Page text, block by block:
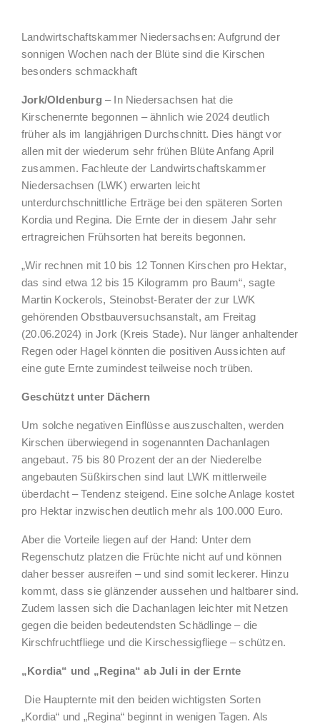
Landwirtschaftskammer Niedersachsen: Aufgrund der
sonnigen Wochen nach der Blüte sind die Kirschen
besonders schmackhaft
Jork/Oldenburg – In Niedersachsen hat die
Kirschenernte begonnen – ähnlich wie 2024 deutlich
früher als im langjährigen Durchschnitt. Dies hängt vor
allen mit der wiederum sehr frühen Blüte Anfang April
zusammen. Fachleute der Landwirtschaftskammer
Niedersachsen (LWK) erwarten leicht
unterdurchschnittliche Erträge bei den späteren Sorten
Kordia und Regina. Die Ernte der in diesem Jahr sehr
ertragreichen Frühsorten hat bereits begonnen.
„Wir rechnen mit 10 bis 12 Tonnen Kirschen pro Hektar,
das sind etwa 12 bis 15 Kilogramm pro Baum“, sagte
Martin Kockerols, Steinobst-Berater der zur LWK
gehörenden Obstbauversuchsanstalt, am Freitag
(20.06.2024) in Jork (Kreis Stade). Nur länger anhaltender
Regen oder Hagel könnten die positiven Aussichten auf
eine gute Ernte zumindest teilweise noch trüben.
Geschützt unter Dächern
Um solche negativen Einflüsse auszuschalten, werden
Kirschen überwiegend in sogenannten Dachanlagen
angebaut. 75 bis 80 Prozent der an der Niederelbe
angebauten Süßkirschen sind laut LWK mittlerweile
überdacht – Tendenz steigend. Eine solche Anlage kostet
pro Hektar inzwischen deutlich mehr als 100.000 Euro.
Aber die Vorteile liegen auf der Hand: Unter dem
Regenschutz platzen die Früchte nicht auf und können
daher besser ausreifen – und sind somit leckerer. Hinzu
kommt, dass sie glänzender aussehen und haltbarer sind.
Zudem lassen sich die Dachanlagen leichter mit Netzen
gegen die beiden bedeutendsten Schädlinge – die
Kirschfruchtfliege und die Kirschessigfliege – schützen.
„Kordia“ und „Regina“ ab Juli in der Ernte
Die Haupternte mit den beiden wichtigsten Sorten
„Kordia“ und „Regina“ beginnt in wenigen Tagen. Als